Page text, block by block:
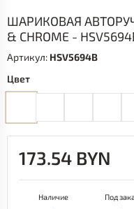
ШАРИКОВАЯ
& CHROME -
Артикул: HSV5694B
Цвет
173.54 BYN
Наличие Под